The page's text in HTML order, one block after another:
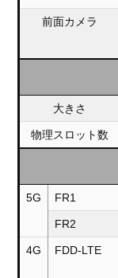
前面カメラ
大きさ
物理スロット数
5G FR1
FR2
4G FDD-LTE